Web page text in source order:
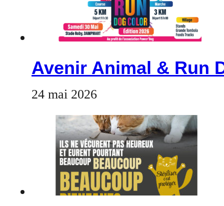
Avenir Animal & Run
24 mai 2026